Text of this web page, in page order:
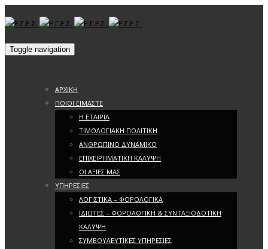
Toggle navigation
ΑΡΧΙΚΗ
ΠΟΙΟΙ ΕΙΜΑΣΤΕ
Η ΕΤΑΙΡΙΑ
ΤΙΜΟΛΟΓΙΑΚΗ ΠΟΛΙΤΙΚΗ
ΑΝΘΡΩΠΙΝΟ ΔΥΝΑΜΙΚΟ
ΕΠΙΧΕΙΡΗΜΑΤΙΚΗ ΚΑΛΥΨΗ
ΟΙ ΑΞΙΕΣ ΜΑΣ
ΥΠΗΡΕΣΙΕΣ
ΛΟΓΙΣΤΙΚΑ – ΦΟΡΟΛΟΓΙΚΑ
ΙΔΙΩΤΕΣ – ΦΟΡΟΛΟΓΙΚΗ & ΣΥΝΤΑΞΙΟΔΟΤΙΚΗ
ΚΑΛΥΨΗ
ΣΥΜΒΟΥΛΕΥΤΙΚΕΣ ΥΠΗΡΕΣΙΕΣ